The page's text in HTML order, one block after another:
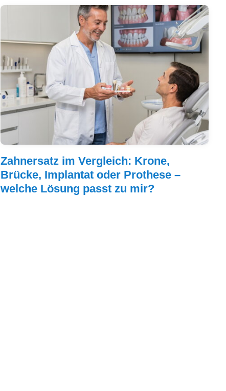
Zahnersatz im Vergleich: Krone,
Brücke, Implantat oder Prothese –
welche Lösung passt zu mir?